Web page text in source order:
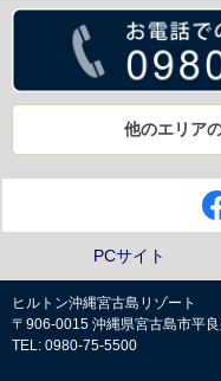
他のエリア
PCサイト
ヒルトン沖縄宮古島リゾート
〒906-0015 沖縄県宮古島市平
TEL: 0980-75-5500